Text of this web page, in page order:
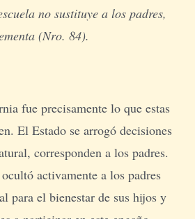
no sustituye a los padres,
(Nro. 84).
fue precisamente lo que estas
El Estado se arrogó decisiones
corresponden a los padres.
activamente a los padres
para el bienestar de sus hijos y